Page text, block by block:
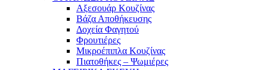
Αξεσουάρ Κουζίνας
Βάζα Αποθήκευσης
Δοχεία Φαγητού
Φρουτιέρες
Μικροέπιπλα Κουζίνας
Πιατοθήκες – Ψωμιέρες